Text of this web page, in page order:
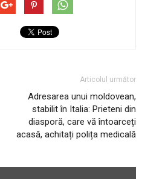
Articolul următor
Adresarea unui moldovean,
stabilit în Italia: Prieteni din
diasporă, care vă întoarceți
acasă, achitați polița medicală